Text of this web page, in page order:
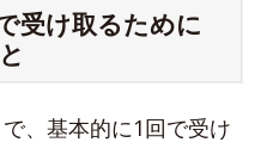
受け取るために
、基本的に1回で受け